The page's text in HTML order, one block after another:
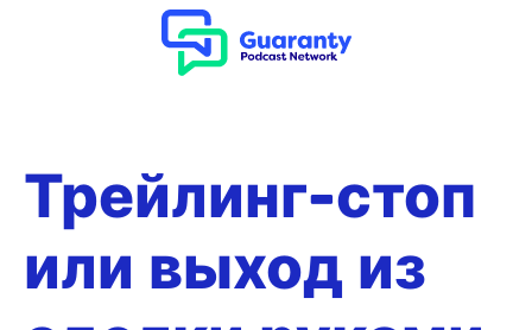
Трейлинг-стоп
или выход из